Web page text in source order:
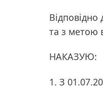
та з метою
НАКАЗУЮ:
1. З